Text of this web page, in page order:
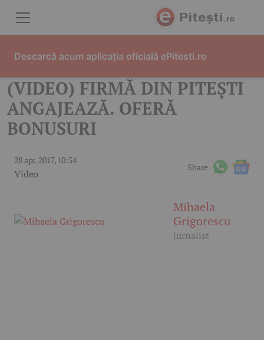
(VIDEO) FIRMĂ DIN PITEȘTI
ANGAJEAZĂ. OFERĂ
BONUSURI
28 apr. 2017, 10:54
Video
Share
Mihaela
Grigorescu
jurnalist
Descarcă acum aplicația oficială ePitesti.ro